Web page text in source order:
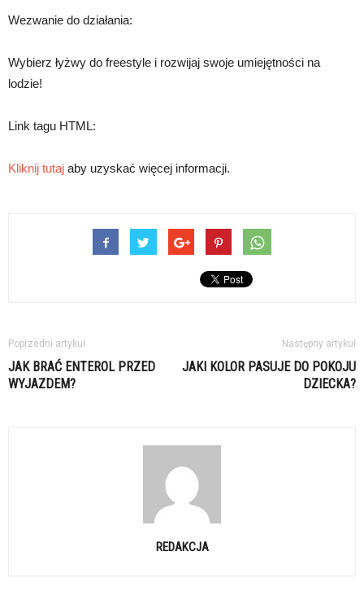
Wezwanie do działania:
Wybierz łyżwy do freestyle i rozwijaj swoje umiejętności na
lodzie!
Link tagu HTML:
Kliknij tutaj aby uzyskać więcej informacji.
Poprzedni artykuł
JAK BRAĆ ENTEROL PRZED
WYJAZDEM?
Następny artykuł
JAKI KOLOR PASUJE DO POKOJU
DZIECKA?
REDAKCJA